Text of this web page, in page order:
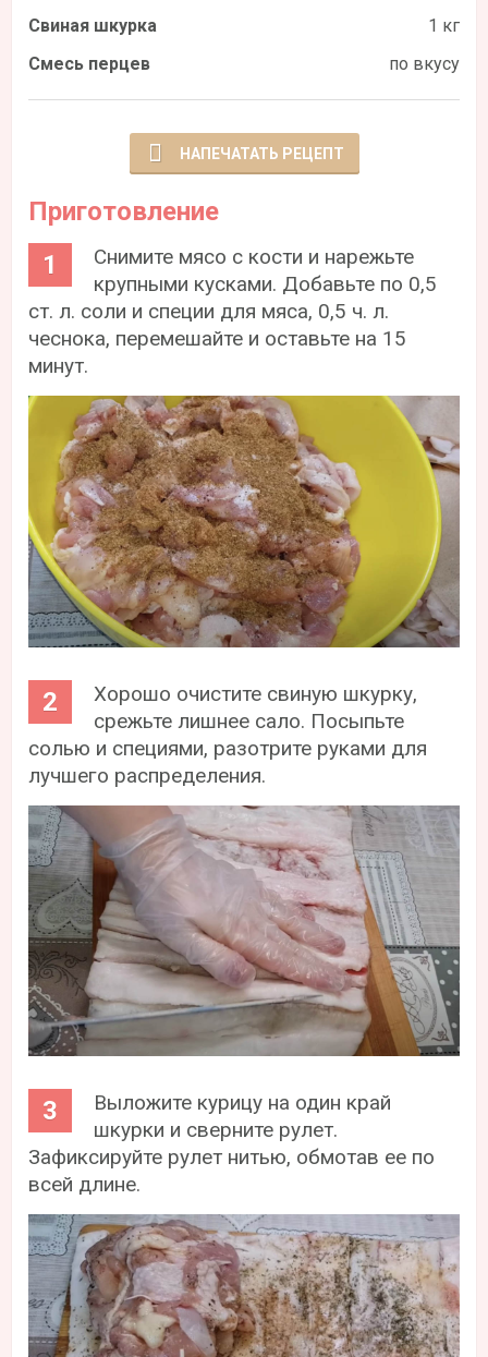
Свиная шкурка
1 кг
Смесь перцев
по вкусу
НАПЕЧАТАТЬ РЕЦЕПТ
Приготовление
Снимите мясо с кости и нарежьте
крупными кусками. Добавьте по 0,5
ст. л. соли и специи для мяса, 0,5 ч. л.
чеснока, перемешайте и оставьте на 15
минут.
Хорошо очистите свиную шкурку,
срежьте лишнее сало. Посыпьте
солью и специями, разотрите руками для
лучшего распределения.
Выложите курицу на один край
шкурки и сверните рулет.
Зафиксируйте рулет нитью, обмотав ее по
всей длине.